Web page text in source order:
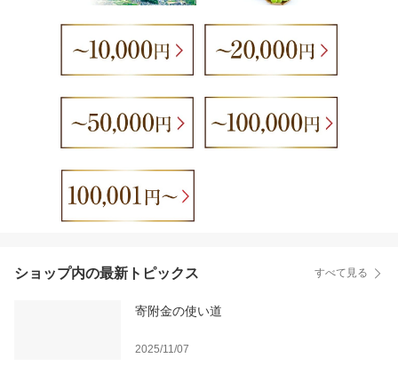
ショップ内の最新トピックス すべて見る
寄附金の使い道
2025/11/07